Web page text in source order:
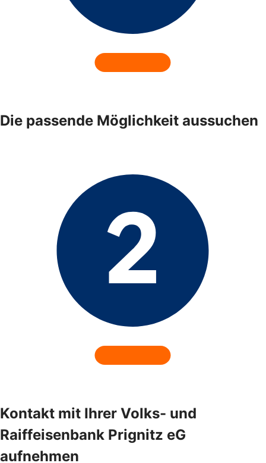
Die passende Möglichkeit aussuchen
Kontakt mit Ihrer Volks- und
Raiffeisenbank Prignitz eG
aufnehmen